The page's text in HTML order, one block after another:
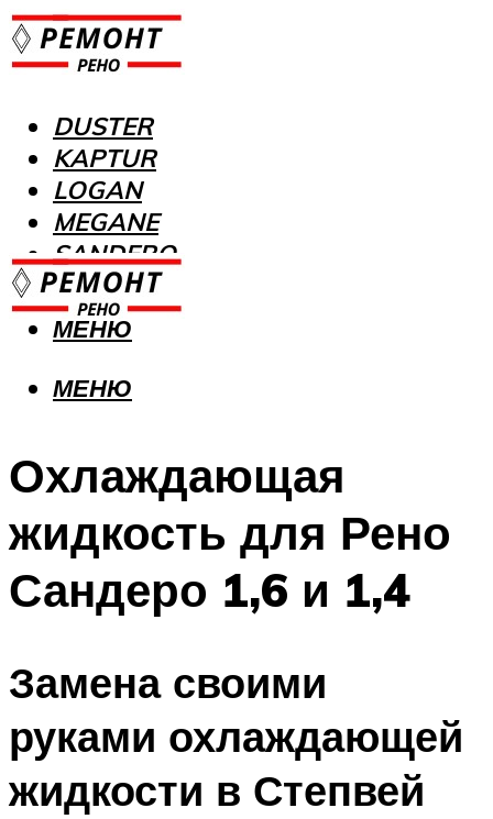
DUSTER
KAPTUR
LOGAN
MEGANE
SANDERO
МЕНЮ
МЕНЮ
Охлаждающая
жидкость для Рено
Сандеро 1,6 и 1,4
Замена своими
руками охлаждающей
жидкости в Степвей